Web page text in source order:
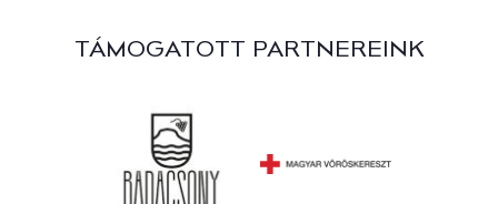
TÁMOGATOTT PARTNEREINK